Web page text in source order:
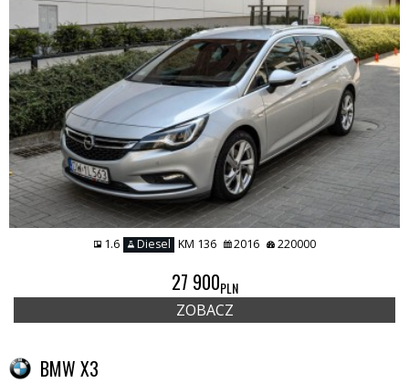
1.6 Diesel KM 136 2016 220000
27 900PLN
ZOBACZ
BMW X3